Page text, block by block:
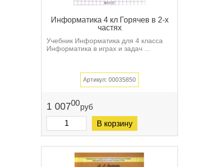
Информатика 4 кл Горячев в 2-х
частях
Учебник Информатика для 4 класса
Информатика в играх и задач ...
Артикул: 00035850
1 00700руб
В корзину